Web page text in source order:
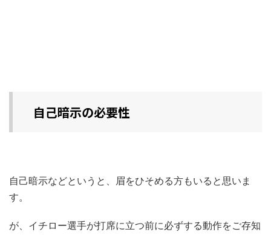
自己暗示の必要性
自己暗示などというと、眉をひそめる方もいると思いま
す。
が、イチロー選手が打席に立つ前に必ずする動作をご存知